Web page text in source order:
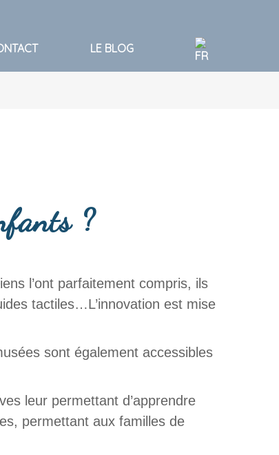
LE BLOG
?
l’ont parfaitement compris, ils
tactiles…L’innovation est mise
sont également accessibles
leur permettant d’apprendre
permettant aux familles de